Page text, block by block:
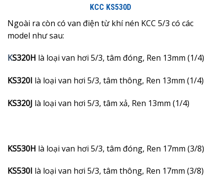
KCC KS530D
Ngoài ra còn có van điện từ khí nén KCC 5/3 có các
model như sau:
KS320H là loại van hơi 5/3, tâm đóng, Ren 13mm (1/4)
KS320I là loại van hơi 5/3, tâm thông, Ren 13mm (1/4)
KS320J là loại van hơi 5/3, tâm xả, Ren 13mm (1/4)
KS530H là loại van hơi 5/3, tâm đóng, Ren 17mm (3/8)
KS530I là loại van hơi 5/3, tâm thông, Ren 17mm (3/8)